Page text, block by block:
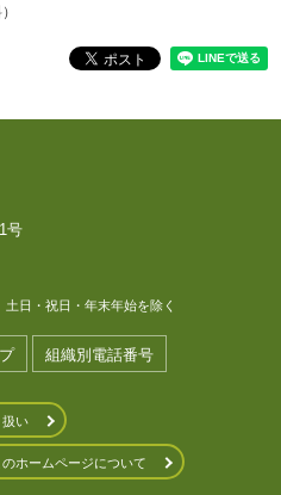
号
日・祝日・年末年始を除く
組織別電話番号
扱い
のホームページについて